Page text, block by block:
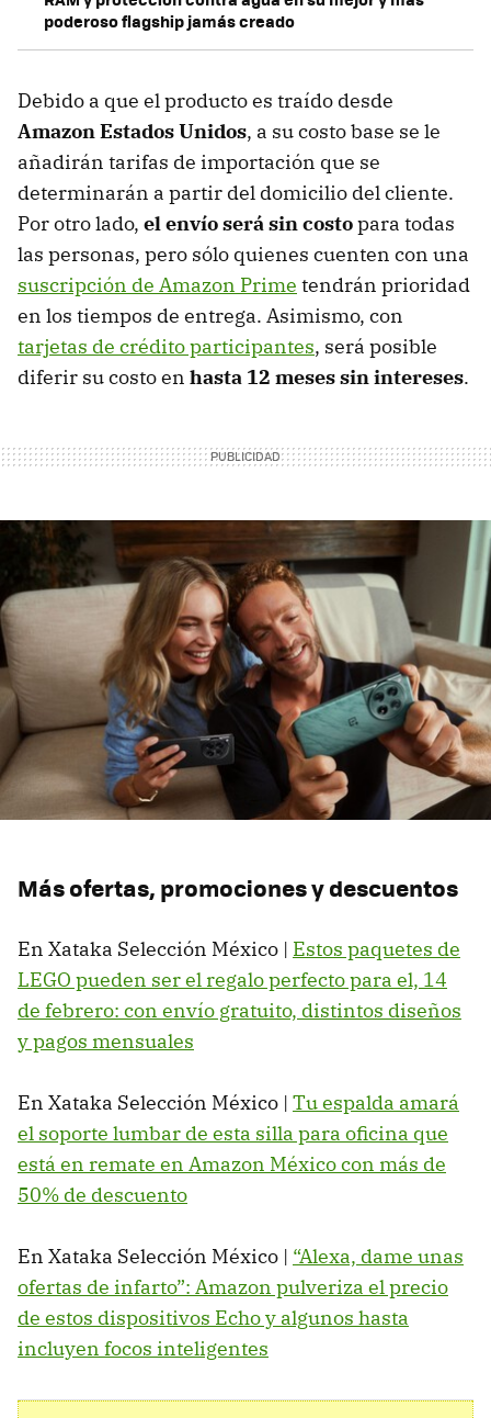
poderoso flagship jamás creado
Debido a que el producto es traído desde
Amazon Estados Unidos, a su costo base se le
añadirán tarifas de importación que se
determinarán a partir del domicilio del cliente.
Por otro lado, el envío será sin costopara todas
las personas, pero sólo quienes cuenten con una
suscripción de Amazon Prime tendrán prioridad
en los tiempos de entrega. Asimismo, con
tarjetas de crédito participantes, será posible
diferir su costo en hasta 12 meses sin intereses.
Más ofertas, promociones y descuentos
En Xataka Selección México | Estos paquetes de
LEGO pueden ser el regalo perfecto para el, 14
de febrero: con envío gratuito, distintos diseños
y pagos mensuales
En Xataka Selección México | Tu espalda amará
el soporte lumbar de esta silla para oficina que
está en remate en Amazon México con más de
50% de descuento
En Xataka Selección México | “Alexa, dame unas
ofertas de infarto”: Amazon pulveriza el precio
de estos dispositivos Echo y algunos hasta
incluyen focos inteligentes